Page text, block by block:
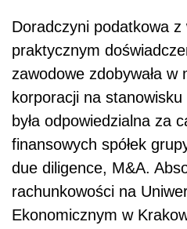
Doradczyni podatkowa z
praktycznym
zawodowe zdobywała w
korporacji na
była odpowiedzialna za
finansowych spółek
due diligence, M&A.
rachunkowości na
Ekonomicznym w